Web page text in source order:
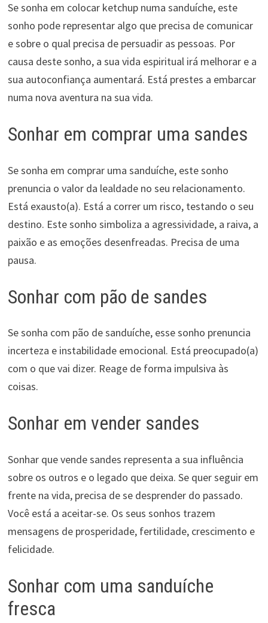
Se sonha em colocar ketchup numa sanduíche, este
sonho pode representar algo que precisa de comunicar
e sobre o qual precisa de persuadir as pessoas. Por
causa deste sonho, a sua vida espiritual irá melhorar e a
sua autoconfiança aumentará. Está prestes a embarcar
numa nova aventura na sua vida.
Sonhar em comprar uma sandes
Se sonha em comprar uma sanduíche, este sonho
prenuncia o valor da lealdade no seu relacionamento.
Está exausto(a). Está a correr um risco, testando o seu
destino. Este sonho simboliza a agressividade, a raiva, a
paixão e as emoções desenfreadas. Precisa de uma
pausa.
Sonhar com pão de sandes
Se sonha com pão de sanduíche, esse sonho prenuncia
incerteza e instabilidade emocional. Está preocupado(a)
com o que vai dizer. Reage de forma impulsiva às
coisas.
Sonhar em vender sandes
Sonhar que vende sandes representa a sua influência
sobre os outros e o legado que deixa. Se quer seguir em
frente na vida, precisa de se desprender do passado.
Você está a aceitar-se. Os seus sonhos trazem
mensagens de prosperidade, fertilidade, crescimento e
felicidade.
Sonhar com uma sanduíche
fresca